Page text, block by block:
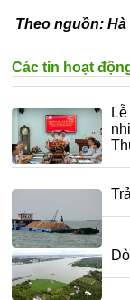
Theo nguồn:
Các tin hoạt